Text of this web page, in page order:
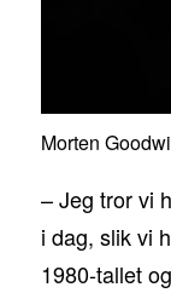
Morten
– Jeg tror vi
i dag, slik vi
1980-tallet